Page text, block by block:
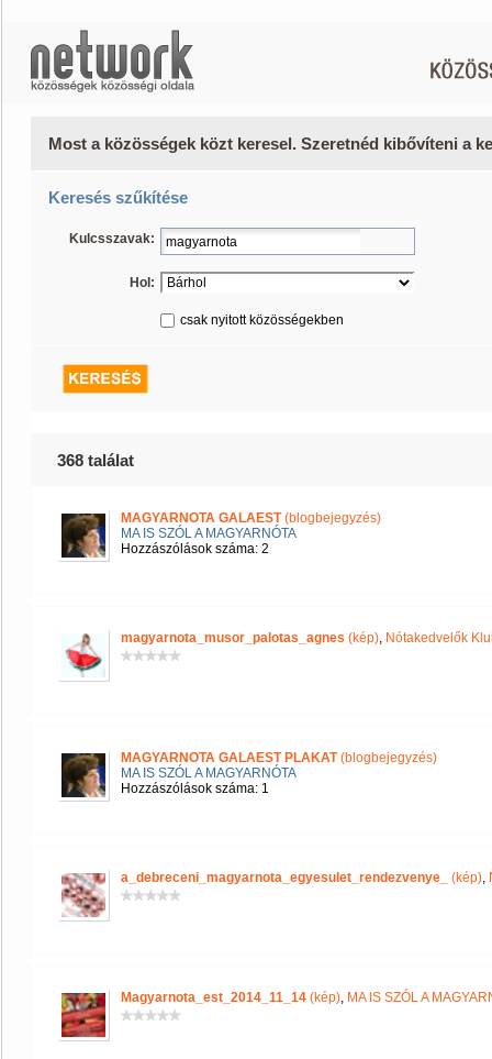
Most a közösségek közt keresel. Szeretnéd kibővíteni a
Keresés szűkítése
Kulcsszavak:
Hol:
csak nyitott közösségekben
368 találat
MAGYARNOTA GALAEST(blogbejegyzés)
MA IS SZÓL A MAGYARNÓTA
Hozzászólások száma: 2
magyarnota_musor_palotas_agnes (kép), Nótakedvelők
MAGYARNOTA GALAEST PLAKAT(blogbejegyzés)
MA IS SZÓL A MAGYARNÓTA
Hozzászólások száma: 1
a_debreceni_magyarnota_egyesulet_rendezvenye_ (kép),
Magyarnota_est_2014_11_14 (kép), MA IS SZÓL A